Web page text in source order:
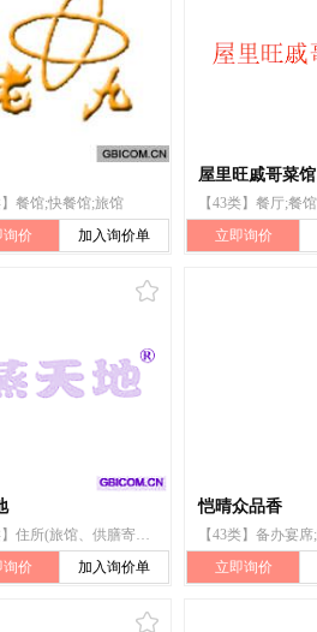
】餐馆;快餐馆;旅馆
询价
加入询价单
屋里旺戚哥菜馆
立即询价
【43类】住所(旅馆、供膳寄宿处);咖啡馆;自助餐厅;饭店;餐馆;快餐馆;酒吧服务;流动饮食供应;茶馆;帐篷出租
询价
加入询价单
恺晴众品香
立即询价